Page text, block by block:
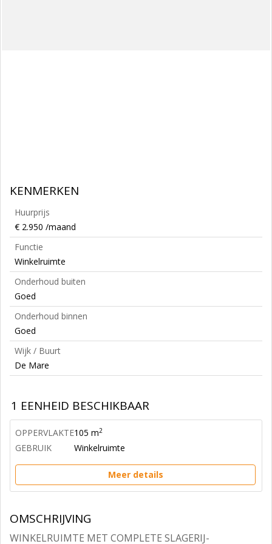
KENMERKEN
Huurprijs
€ 2.950 /maand
Functie
Winkelruimte
Onderhoud buiten
Goed
Onderhoud binnen
Goed
Wijk / Buurt
De Mare
1 EENHEID BESCHIKBAAR
OPPERVLAKTE105 m2
GEBRUIK Winkelruimte
Meer details
OMSCHRIJVING
WINKELRUIMTE MET COMPLETE SLAGERIJ-